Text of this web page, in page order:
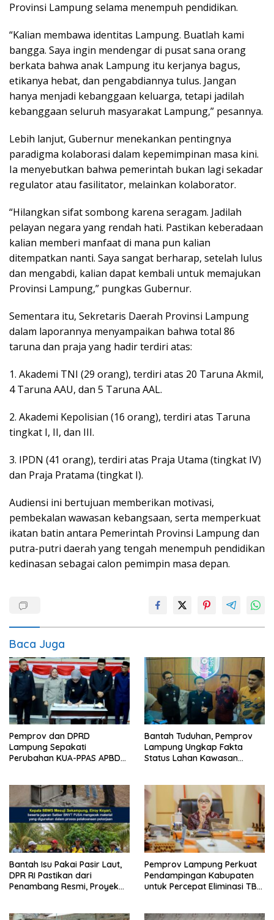
Provinsi Lampung selama menempuh pendidikan.
“Kalian membawa identitas Lampung. Buatlah kami
bangga. Saya ingin mendengar di pusat sana orang
berkata bahwa anak Lampung itu kerjanya bagus,
etikanya hebat, dan pengabdiannya tulus. Jangan
hanya menjadi kebanggaan keluarga, tetapi jadilah
kebanggaan seluruh masyarakat Lampung,” pesannya.
Lebih lanjut, Gubernur menekankan pentingnya
paradigma kolaborasi dalam kepemimpinan masa kini.
Ia menyebutkan bahwa pemerintah bukan lagi sekadar
regulator atau fasilitator, melainkan kolaborator.
“Hilangkan sifat sombong karena seragam. Jadilah
pelayan negara yang rendah hati. Pastikan keberadaan
kalian memberi manfaat di mana pun kalian
ditempatkan nanti. Saya sangat berharap, setelah lulus
dan mengabdi, kalian dapat kembali untuk memajukan
Provinsi Lampung,” pungkas Gubernur.
Sementara itu, Sekretaris Daerah Provinsi Lampung
dalam laporannya menyampaikan bahwa total 86
taruna dan praja yang hadir terdiri atas:
1. Akademi TNI (29 orang), terdiri atas 20 Taruna Akmil,
4 Taruna AAU, dan 5 Taruna AAL.
2. Akademi Kepolisian (16 orang), terdiri atas Taruna
tingkat I, II, dan III.
3. IPDN (41 orang), terdiri atas Praja Utama (tingkat IV)
dan Praja Pratama (tingkat I).
Audiensi ini bertujuan memberikan motivasi,
pembekalan wawasan kebangsaan, serta memperkuat
ikatan batin antara Pemerintah Provinsi Lampung dan
putra-putri daerah yang tengah menempuh pendidikan
kedinasan sebagai calon pemimpin masa depan.
Baca Juga
Pemprov dan DPRD
Lampung Sepakati
Perubahan KUA-PPAS APBD
Bantah Tuduhan, Pemprov
Lampung Ungkap Fakta
Status Lahan Kawasan
Bantah Isu Pakai Pasir Laut,
DPR RI Pastikan dari
Penambang Resmi, Proyek
Pemprov Lampung Perkuat
Pendampingan Kabupaten
untuk Percepat Eliminasi TBC